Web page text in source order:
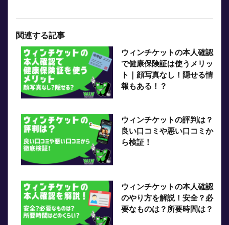
関連する記事
ウィンチケットの本人確認
で健康保険証は使うメリッ
ト｜顔写真なし！隠せる情
報もある！？
ウィンチケットの評判は？
良い口コミや悪い口コミか
ら検証！
ウィンチケットの本人確認
のやり方を解説！安全？必
要なものは？所要時間は？